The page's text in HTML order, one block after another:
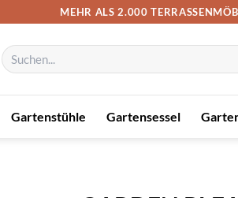
MEHR ALS 2.000
Suchen
nach:
Gartenstühle Gartensessel